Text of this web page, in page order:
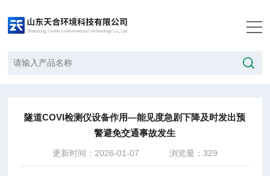
隧道COVI检测仪设备作用—能见度急剧下降及时发出预
警避免交通事故发生
更新时间：2026-01-07 浏览量：329